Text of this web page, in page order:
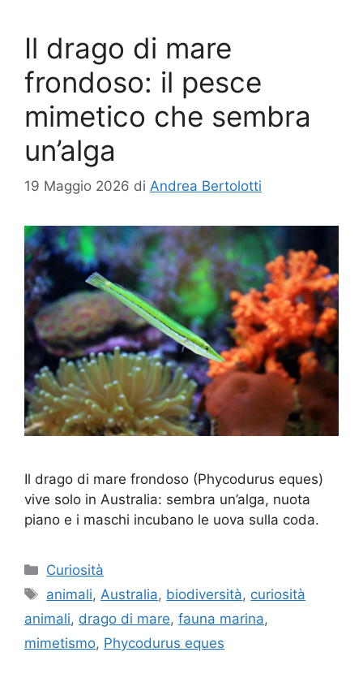
Il drago di mare
frondoso: il pesce
mimetico che sembra
un’alga
19 Maggio 2026 di Andrea Bertolotti
Il drago di mare frondoso (Phycodurus eques)
vive solo in Australia: sembra un’alga, nuota
piano e i maschi incubano le uova sulla coda.
Categorie
Curiosità
Tag
animali, Australia, biodiversità, curiosità
animali, drago di mare, fauna marina,
mimetismo, Phycodurus eques